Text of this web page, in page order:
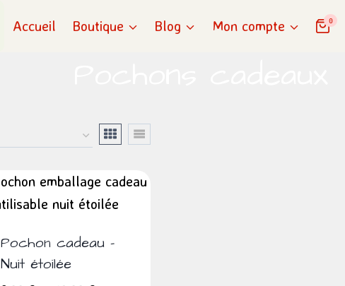
Accueil Boutique Blog Mon compte 0
Pochon cadeau –
Nuit étoilée